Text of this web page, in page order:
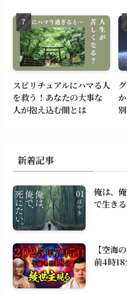
スピリチュアルにハマる人
を救う！あなたの大事な
人が抱え込む闇とは
新着記事
俺は、
で生きる
【空海
前4時